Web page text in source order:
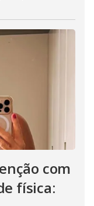
com
física: